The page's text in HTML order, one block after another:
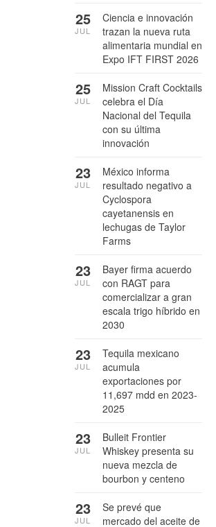
Ciencia e innovación
trazan la nueva ruta
alimentaria mundial en
Expo IFT FIRST 2026
25
JUL
Mission Craft Cocktails
celebra el Día
Nacional del Tequila
con su última
innovación
25
JUL
México informa
resultado negativo a
Cyclospora
cayetanensis en
lechugas de Taylor
Farms
23
JUL
Bayer firma acuerdo
con RAGT para
comercializar a gran
escala trigo híbrido en
2030
23
JUL
Tequila mexicano
acumula
exportaciones por
11,697 mdd en 2023-
2025
23
JUL
Bulleit Frontier
Whiskey presenta su
nueva mezcla de
bourbon y centeno
23
JUL
Se prevé que
mercado del aceite de
23
JUL